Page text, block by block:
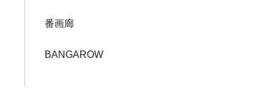
番画廊
BANGAROW